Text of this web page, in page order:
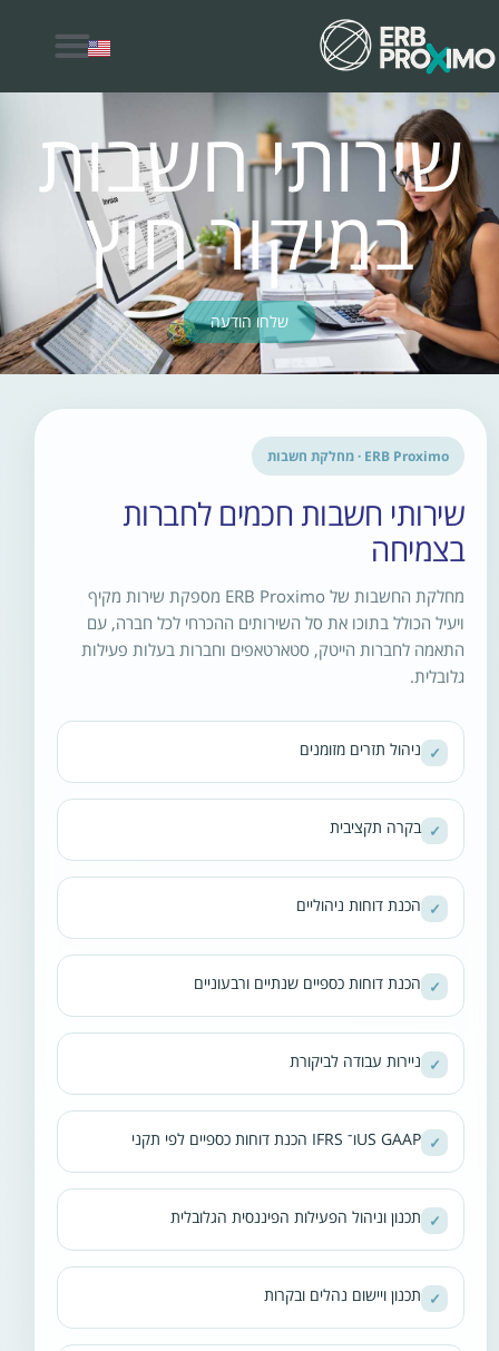
שירותי חשבות
במיקור חוץ
שלחו הודעה
ERB Proximo · מחלקת חשבות
שירותי חשבות חכמים לחברות
בצמיחה
מחלקת החשבות של ERB Proximo מספקת שירות מקיף
ויעיל הכולל בתוכו את סל השירותים ההכרחי לכל חברה, עם
התאמה לחברות הייטק, סטארטאפים וחברות בעלות פעילות
גלובלית.
✓ ניהול תזרים מזומנים
✓ בקרה תקציבית
✓ הכנת דוחות ניהוליים
✓ הכנת דוחות כספיים שנתיים ורבעוניים
✓ ניירות עבודה לביקורת
✓ הכנת דוחות כספיים לפי תקני IFRS ו־US GAAP
✓ תכנון וניהול הפעילות הפיננסית הגלובלית
✓ תכנון ויישום נהלים ובקרות